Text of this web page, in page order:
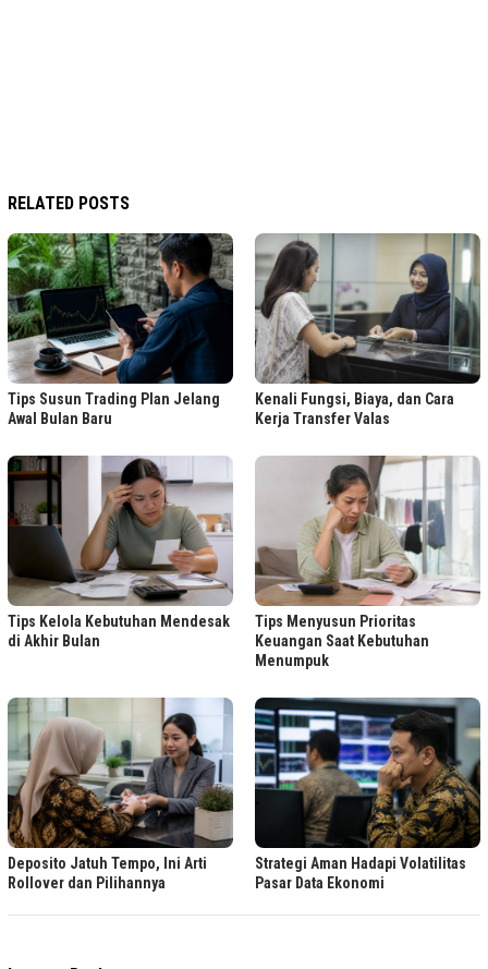
RELATED POSTS
Tips Susun Trading Plan Jelang
Awal Bulan Baru
Kenali Fungsi, Biaya, dan Cara
Kerja Transfer Valas
Tips Kelola Kebutuhan Mendesak
di Akhir Bulan
Tips Menyusun Prioritas
Keuangan Saat Kebutuhan
Menumpuk
Deposito Jatuh Tempo, Ini Arti
Rollover dan Pilihannya
Strategi Aman Hadapi Volatilitas
Pasar Data Ekonomi